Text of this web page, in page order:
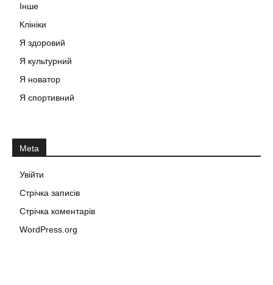
Інше
Клініки
Я здоровий
Я культурний
Я новатор
Я спортивний
Meta
Увійти
Стрічка записів
Стрічка коментарів
WordPress.org